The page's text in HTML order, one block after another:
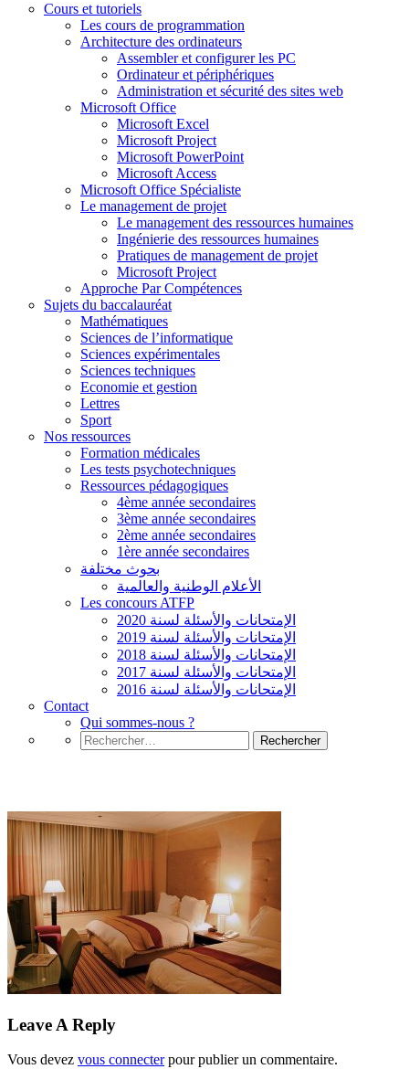
Cours et tutoriels
Les cours de programmation
Architecture des ordinateurs
Assembler et configurer les PC
Ordinateur et périphériques
Administration et sécurité des sites web
Microsoft Office
Microsoft Excel
Microsoft Project
Microsoft PowerPoint
Microsoft Access
Microsoft Office Spécialiste
Le management de projet
Le management des ressources humaines
Ingénierie des ressources humaines
Pratiques de management de projet
Microsoft Project
Approche Par Compétences
Sujets du baccalauréat
Mathématiques
Sciences de l’informatique
Sciences expérimentales
Sciences techniques
Economie et gestion
Lettres
Sport
Nos ressources
Formation médicales
Les tests psychotechniques
Ressources pédagogiques
4ème année secondaires
3ème année secondaires
2ème année secondaires
1ère année secondaires
بحوث مختلفة
الأعلام الوطنية والعالمية
Les concours ATFP
الإمتحانات والأسئلة لسنة 2020
الإمتحانات والأسئلة لسنة 2019
الإمتحانات والأسئلة لسنة 2018
الإمتحانات والأسئلة لسنة 2017
الإمتحانات والأسئلة لسنة 2016
Contact
Qui sommes-nous ?
Rechercher :
Leave A Reply
Vous devez vous connecterpour publier un commentaire.